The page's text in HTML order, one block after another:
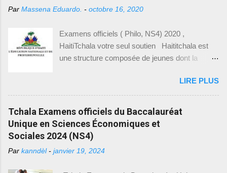
l’Allemagne, le 22 octobre 1897. Le 6...
Communication Créole 29 juin 2026 12h00 –
Education physique et Sportive (EPS) Date
Heure Examen ...
Par Massena Eduardo. - octobre 16, 2020
Examens officiels ( Philo, NS4) 2020 ,
HaitiTchala votre seul soutien Haititchala est
une structure composée de jeunes dont la
ce qui a trait avec votre réussite aux examens
officiels, d’entrée à l’université mais aussi de
faire la promotion de la culture hattienne tout en
prenant soin de considérer toutes les facettes,
en plus de ça, nous vous offrons la possibilité
de publier vos articles sur notre site tout en se
basant sur le fait que la liberté d’expression
LIRE PLUS
Tchala Examens officiels du Baccalauréat
Unique en Sciences Économiques et
Sociales 2024 (NS4)
Par kanndèl - janvier 19, 2024